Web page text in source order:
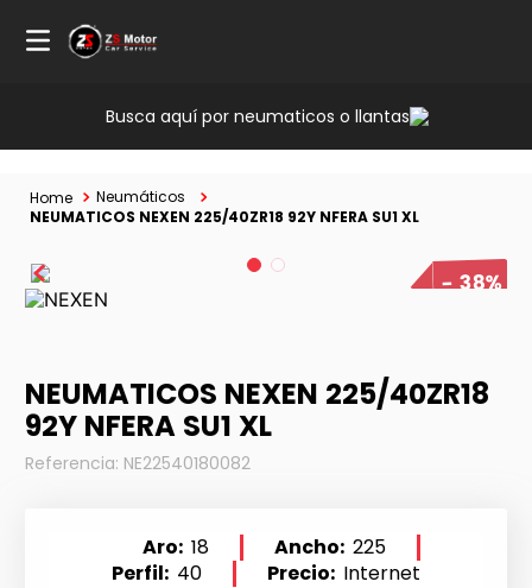
Busca aquí por neumaticos o llantas
Neumáticos
NEUMATICOS NEXEN 225/40ZR18 92Y NFERA SU1 XL
38%
NEUMATICOS NEXEN 225/40ZR18
92Y NFERA SU1 XL
Referencia: NE22540180082
Aro 18 Ancho 225
Perfil 40 Precio Internet